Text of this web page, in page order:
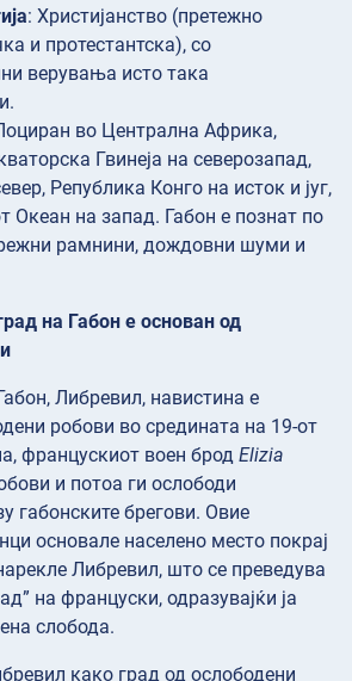
: Христијанство (претежно
и протестантска), со
верувања исто така
во Централна Африка,
Гвинеја на северозапад,
Република Конго на исток и југ,
Океан на запад. Габон е познат по
рамнини, дождовни шуми и
на Габон е основан од
Либревил, навистина е
робови во средината на 19-от
францускиот воен брод Elizia
и потоа ги ослободи
габонските брегови. Овие
основале населено место покрај
Либревил, што се преведува
на француски, одразувајќи ја
слобода.
како град од ослободени